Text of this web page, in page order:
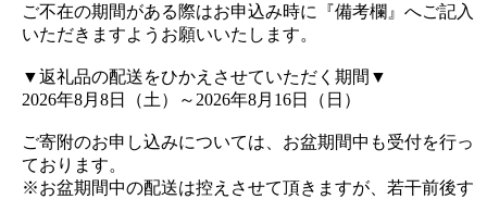
ご不在の期間がある際はお申込み時に『備考欄』へご記入
いただきますようお願いいたします。
▼返礼品の配送をひかえさせていただく期間▼
2026年8月8日（土）～2026年8月16日（日）
ご寄附のお申し込みについては、お盆期間中も受付を行っ
ております。
※お盆期間中の配送は控えさせて頂きますが、若干前後す